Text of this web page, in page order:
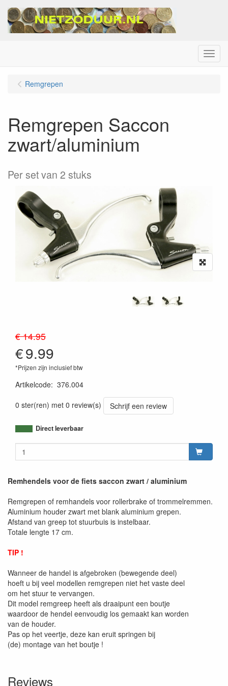
Menu
Remgrepen
Remgrepen Saccon
zwart/aluminium
Per set van 2 stuks
€ 14.95
€9.99
*Prijzen zijn inclusief btw
Artikelcode: 376.004
0 ster(ren) met 0 review(s)
Schrijf een review
Direct leverbaar
Remhendels voor de fiets saccon zwart / aluminium
Remgrepen of remhandels voor rollerbrake of trommelremmen.
Aluminium houder zwart met blank aluminium grepen.
Afstand van greep tot stuurbuis is instelbaar.
Totale lengte 17 cm.
TIP !
Wanneer de handel is afgebroken (bewegende deel)
hoeft u bij veel modellen remgrepen niet het vaste deel
om het stuur te vervangen.
Dit model remgreep heeft als draaipunt een boutje
waardoor de hendel eenvoudig los gemaakt kan worden
van de houder.
Pas op het veertje, deze kan eruit springen bij
(de) montage van het boutje !
Reviews